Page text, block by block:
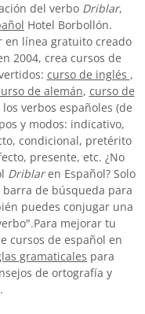
del verbo Driblar,
Hotel Borbollón.
en línea gratuito creado
2004, crea cursos de
curso de inglés ,
de alemán, curso de
verbos españoles (de
y modos: indicativo,
condicional, pretérito
presente, etc. ¿No
Driblaren Español? Solo
de búsqueda para
puedes conjugar una
mejorar tu
cursos de español en
gramaticales para
de ortografía y